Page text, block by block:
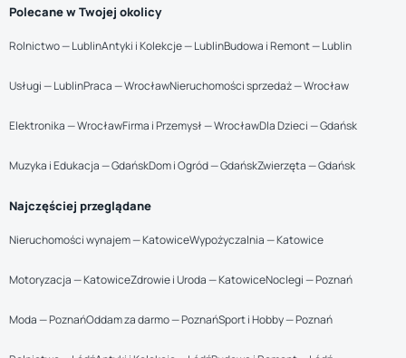
Polecane w Twojej okolicy
Rolnictwo — LublinAntyki i Kolekcje — LublinBudowa i Remont — Lublin
Usługi — LublinPraca — WrocławNieruchomości sprzedaż — Wrocław
Elektronika — WrocławFirma i Przemysł — WrocławDla Dzieci — Gdańsk
Muzyka i Edukacja — GdańskDom i Ogród — GdańskZwierzęta — Gdańsk
Najczęściej przeglądane
Nieruchomości wynajem — KatowiceWypożyczalnia — Katowice
Motoryzacja — KatowiceZdrowie i Uroda — KatowiceNoclegi — Poznań
Moda — PoznańOddam za darmo — PoznańSport i Hobby — Poznań